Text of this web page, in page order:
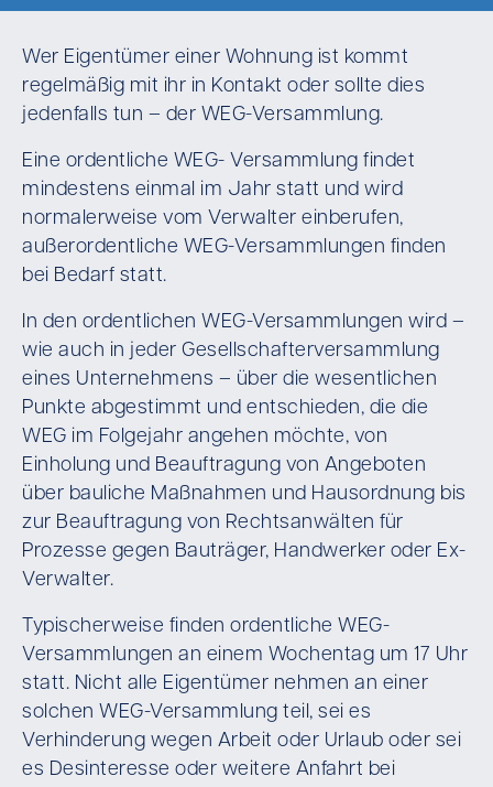
Wer Eigentümer einer Wohnung ist kommt
regelmäßig mit ihr in Kontakt oder sollte dies
jedenfalls tun – der WEG-Versammlung.
Eine ordentliche WEG- Versammlung findet
mindestens einmal im Jahr statt und wird
normalerweise vom Verwalter einberufen,
außerordentliche WEG-Versammlungen finden
bei Bedarf statt.
In den ordentlichen WEG-Versammlungen wird –
wie auch in jeder Gesellschafterversammlung
eines Unternehmens – über die wesentlichen
Punkte abgestimmt und entschieden, die die
WEG im Folgejahr angehen möchte, von
Einholung und Beauftragung von Angeboten
über bauliche Maßnahmen und Hausordnung bis
zur Beauftragung von Rechtsanwälten für
Prozesse gegen Bauträger, Handwerker oder Ex-
Verwalter.
Typischerweise finden ordentliche WEG-
Versammlungen an einem Wochentag um 17 Uhr
statt. Nicht alle Eigentümer nehmen an einer
solchen WEG-Versammlung teil, sei es
Verhinderung wegen Arbeit oder Urlaub oder sei
es Desinteresse oder weitere Anfahrt bei